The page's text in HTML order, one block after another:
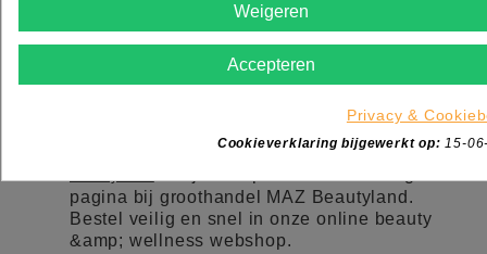
Speciale aanbieding pagina bij groothandel MAZ
pagina bij groothandel MAZ Beautyland.
Bestel veilig en snel in onze online beauty
&amp; wellness webshop.
Weigeren
Accepteren
Privacy &
Cookieverklaring bijgewerkt op: 15-